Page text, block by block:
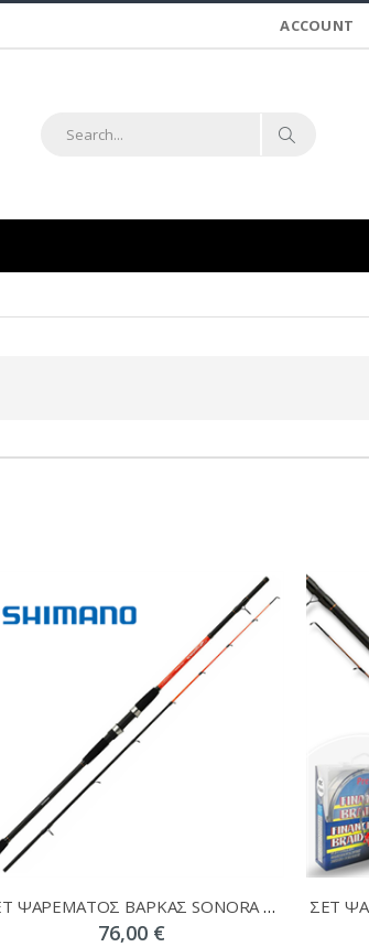
ACCOUNT
ΣΕΤ ΨΑΡΕΜΑΤΟΣ ΒΑΡΚΑΣ SONORA BOAT QUIVER + FX 4000 + ΔΩΡΟ ΝΗΜΑ
76,00 €